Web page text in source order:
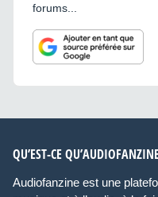
forums...
QU’EST-CE
Audiofanzine est une